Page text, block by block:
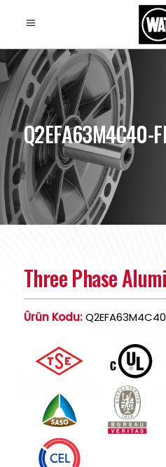
Q2EFA63M4C40-
Three Phase
Ürün Kodu: